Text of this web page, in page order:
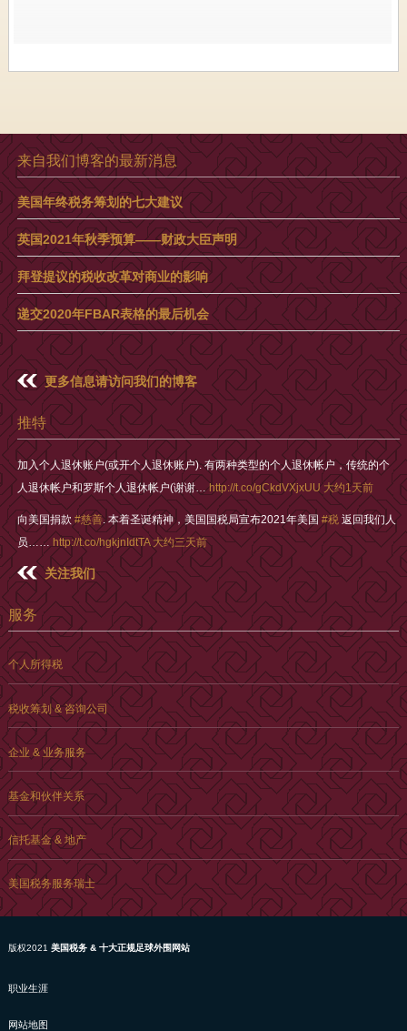
来自我们博客的最新消息
美国年终税务筹划的七大建议
英国2021年秋季预算——财政大臣声明
拜登提议的税收改革对商业的影响
递交2020年FBAR表格的最后机会
更多信息请访问我们的博客
推特
加入个人退休账户(或开个人退休账户). 有两种类型的个人退休帐户，传统的个
人退休帐户和罗斯个人退休帐户(谢谢…http://t.co/gCkdVXjxUU 大约1天前
向美国捐款 #慈善. 本着圣诞精神，美国国税局宣布2021年美国 #税 返回我们人
员…… http://t.co/hgkjnIdtTA 大约三天前
关注我们
服务
个人所得税
税收筹划 & 咨询公司
企业 & 业务服务
基金和伙伴关系
信托基金 & 地产
美国税务服务瑞士
版权2021 美国税务 & 十大正规足球外围网站
职业生涯
网站地图